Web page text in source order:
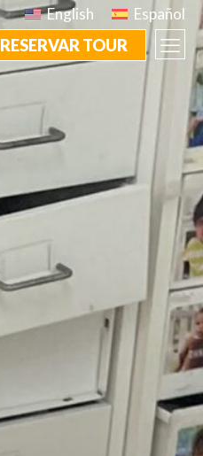
English Español
RESERVAR TOUR